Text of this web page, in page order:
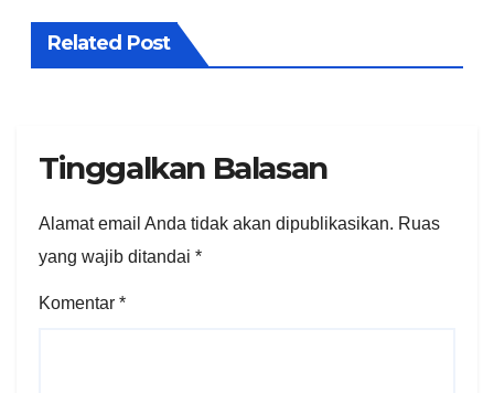
Related Post
Tinggalkan Balasan
Alamat email Anda tidak akan dipublikasikan. Ruas
yang wajib ditandai *
Komentar *